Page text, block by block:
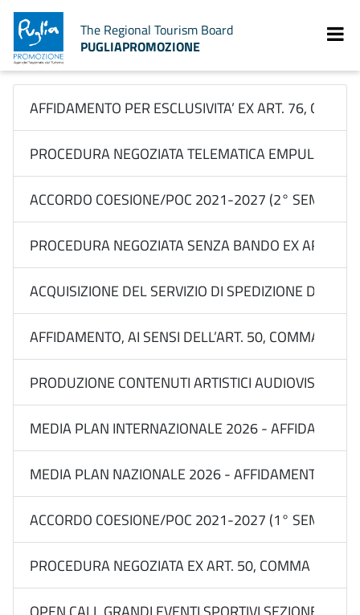
The Regional Tourism Board
PUGLIAPROMOZIONE
AFFIDAMENTO PER ESCLUSIVITA’ EX ART. 76,
PROCEDURA NEGOZIATA TELEMATICA EMPULIA EX
ACCORDO COESIONE/POC 2021-2027 (2° SEM 2026)
PROCEDURA NEGOZIATA SENZA BANDO EX ART.
ACQUISIZIONE DEL SERVIZIO DI SPEDIZIONE DI
AFFIDAMENTO, AI SENSI DELL’ART. 50, COMMA 1,
PRODUZIONE CONTENUTI ARTISTICI AUDIOVISIVI
MEDIA PLAN INTERNAZIONALE 2026 -
MEDIA PLAN NAZIONALE 2026 - AFFIDAMENTI IN
ACCORDO COESIONE/POC 2021-2027 (1° SEM
PROCEDURA NEGOZIATA EX ART. 50, COMMA 1,